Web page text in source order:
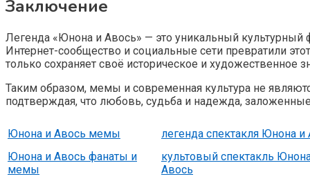
Заключение
Легенда «Юнона и Авось» — это уникальный
Интернет-сообщество и социальные сети превратили
только сохраняет своё историческое и художественное
Таким образом, мемы и современная культура не
подтверждая, что любовь, судьба и надежда,
Юнона и Авось мемы
легенда спектакля Юнона и
Юнона и Авось фанаты и
мемы
культовый спектакль
Авось